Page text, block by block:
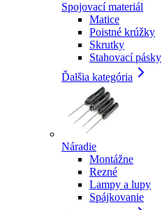
Spojovací materiál
Matice
Poistné krúžky
Skrutky
Stahovací pásky
Ďalšia kategória
Náradie
Montážne
Rezné
Lampy a lupy
Spájkovanie